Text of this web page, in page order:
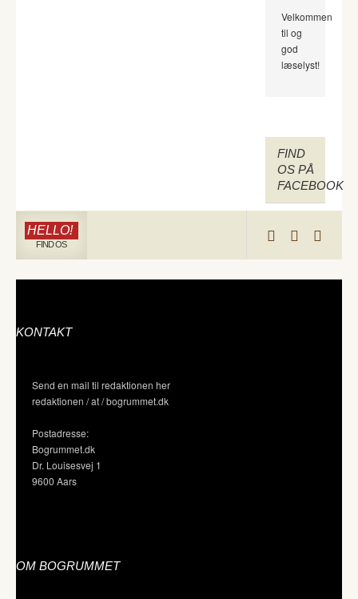
Velkommen
til og
god
læselyst!
FIND
OS PÅ
FACEBOOK
HELLO!
FIND OS
KONTAKT
Send en mail til redaktionen her
redaktionen / at / bogrummet.dk
Postadresse:
Bogrummet.dk
Dr. Louisesvej 1
9600 Aars
OM BOGRUMMET